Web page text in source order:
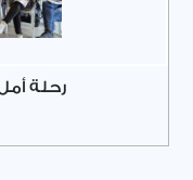
رحلة